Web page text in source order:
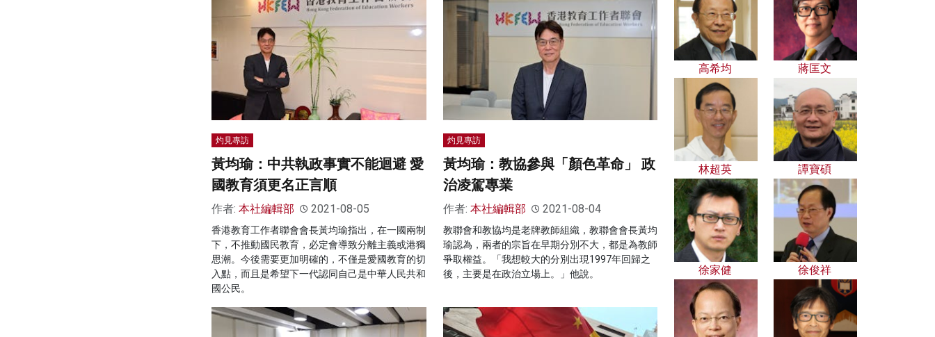
灼見專訪
黃均瑜：中共執政事實不能迴避 愛
國教育須更名正言順
作者: 本社編輯部 2021-08-05
香港教育工作者聯會會長黃均瑜指出，在一國兩制
下，不推動國民教育，必定會導致分離主義或港獨
思潮。今後需要更加明確的，不僅是愛國教育的切
入點，而且是希望下一代認同自己是中華人民共和
國公民。
灼見專訪
黃均瑜：教協參與「顏色革命」 政
治凌駕專業
作者: 本社編輯部 2021-08-04
教聯會和教協均是老牌教師組織，教聯會會長黃均
瑜認為，兩者的宗旨在早期分別不大，都是為教師
爭取權益。「我想較大的分別出現1997年回歸之
後，主要是在政治立場上。」他說。
高希均 蔣匡文
林超英 譚寶碩
徐家健 徐俊祥